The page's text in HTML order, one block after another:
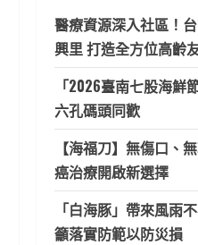
醫療資源深入社區！
興里 打造全方位高齡
「2026臺南七股海鮮
六孔碼頭同歡
【海福刀】無傷口、
癌治療開啟新選擇
「白海豚」帶來風雨
籲落實防範以防災損